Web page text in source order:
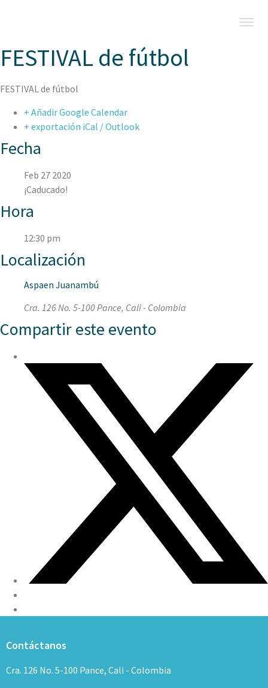
FESTIVAL de fútbol
FESTIVAL de fútbol
+ Añadir Google Calendar
+ exportación iCal / Outlook
Fecha
Feb 27 2020
¡Caducado!
Hora
12:30 pm
Localización
Aspaen Juanambú
Cra. 126 No. 5-100 Pance, Cali - Colombia
Compartir este evento
Contáctanos
Cra. 126 No. 5-100 Pance, Cali - Colombia